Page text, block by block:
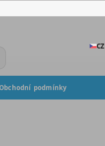
CZ
podmínky